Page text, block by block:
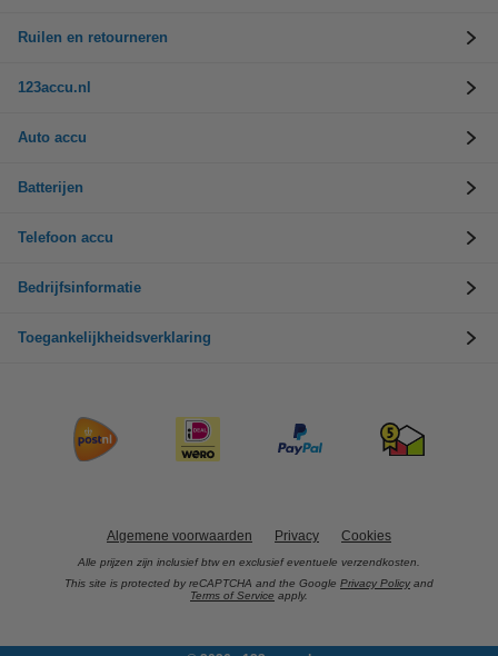
Ruilen en retourneren
123accu.nl
Auto accu
Batterijen
Telefoon accu
Bedrijfsinformatie
Toegankelijkheidsverklaring
Algemene voorwaarden Privacy Cookies
Alle prijzen zijn inclusief btw en exclusief eventuele verzendkosten.
This site is protected by reCAPTCHA and the Google Privacy Policy and
Terms of Service apply.